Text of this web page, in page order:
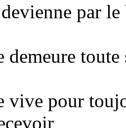
par
demeure
vive pour